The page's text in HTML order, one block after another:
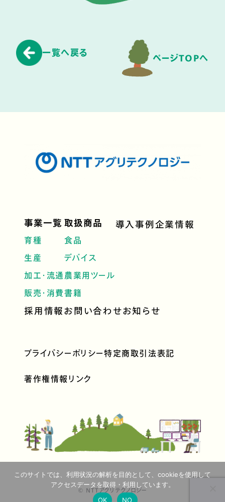
一覧へ戻る ページTOPへ
事業一覧
育種
生産
加工・流通
販売・消費
取扱商品
食品
デバイス
農業用ツール
書籍
導入事例企業情報
採用情報お問い合わせお知らせ
プライバシーポリシー特定商取引法表記
著作権情報 リンク
© NTTアグリテクノロジー
このサイトでは、利用状況の解析を目的として、cookieを使用して
アクセスデータを取得・利用しています。
OK
NO